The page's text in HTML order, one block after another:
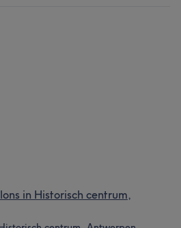
in Historisch centrum,